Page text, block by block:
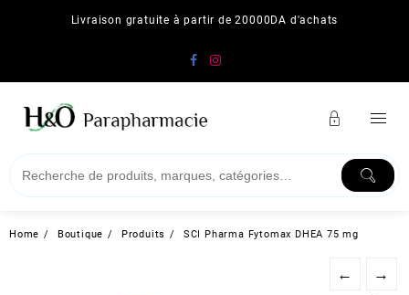
Livraison gratuite à partir de 20000DA d'achats
Home Boutique Produits SCI Pharma Fytomax DHEA 75 mg
← →